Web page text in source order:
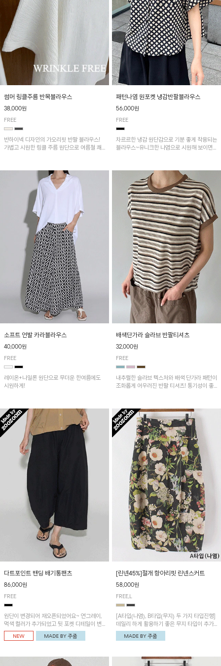
썸머 링클주름 반목블라우스
38,000원
FREE
반하이넥 디자인의 가오리핏 반팔 블라우스!
가볍고 시원한 링클 주름 원단으로 여름철 쾌
패턴나염 원포켓 냉감반팔블라우스
56,000원
FREE
차르르한 냉감 원단감으로 기분 좋게 착용되는
블라우스~유니크한 나염으로 시원해 보이면
소프트 언발 카라블라우스
40,000원
FREE
레이온+나일론 원단으로 무더운 한여름에도
시원하게!
배색단가라 슬라브 반팔티셔츠
32,000원
FREE
내추럴한 슬라브 텍스처와 배색 단가라 패턴이
조화롭게 어우러진 반팔 티셔츠! 통기성이 좋
다트포인트 밴딩 배기통팬츠
86,000원
FREE
원단이 변경되어 재오픈되었어요~ 연그레이,
먹색 컬러가 추가되었고 뒷 포켓 디테일이 변
경되었습니다~가볍고 시원하게 착용되는 배
기통팬츠! 허리밴딩과 여유로운 통으로 편안해
[린넨45%]절개 항아리핏 린넨스커트
58,000원
FREE,L
[A타입(나염), B타입(무지) 두 가지 타입진행]
데일리 하게 활용하기 좋은 무지 타입이 추가
되었어요~ 볼륨감 있는 항아리핏 실루엣이 유
니크하며 포켓디테일이 POINT!